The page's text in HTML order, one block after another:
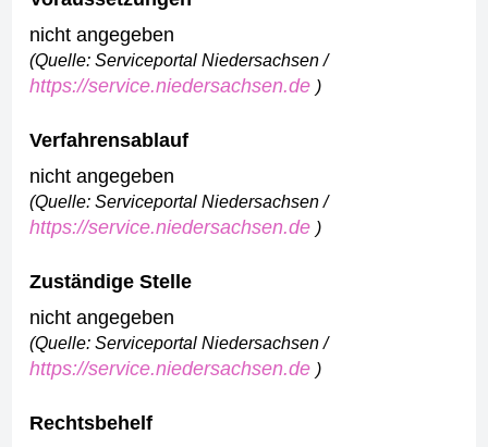
nicht angegeben
(Quelle: Serviceportal Niedersachsen /
https://service.niedersachsen.de )
Verfahrensablauf
nicht angegeben
(Quelle: Serviceportal Niedersachsen /
https://service.niedersachsen.de )
Zuständige Stelle
nicht angegeben
(Quelle: Serviceportal Niedersachsen /
https://service.niedersachsen.de )
Rechtsbehelf